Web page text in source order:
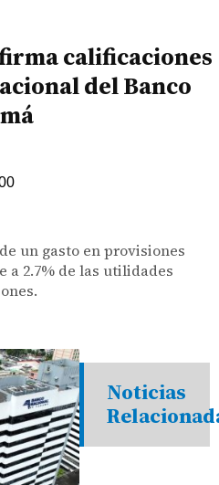
calificaciones
del Banco
un gasto en provisiones
a 2.7% de las utilidades
Noticias